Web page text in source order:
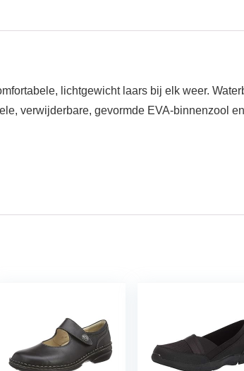
lichtgewicht laars bij elk weer.
verwijderbare, gevormde EVA-binnenzool